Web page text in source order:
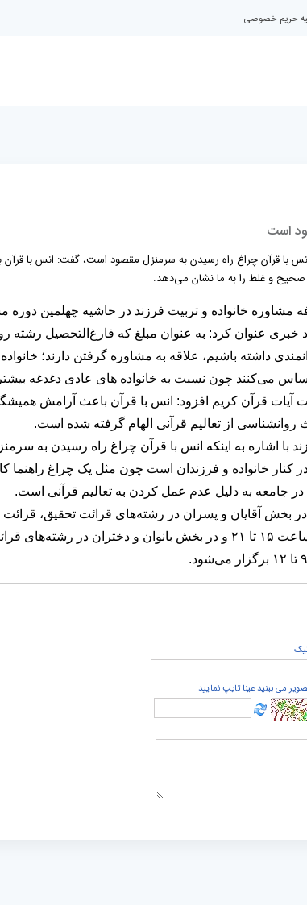
حریم خصوصی
است
انس با قرآن چراغ راه رسیدن به سرمنزل مقصود است، گفت: انس با قرآن
صحیح و غلط را به ما نشان می‌دهد.
خانواده و تربیت فرزند در حاشیه چهلمین دوره
عنوان کرد: به عنوان مبلغ که فارغ‌التحصیل رشته
داشته باشیم، علاقه به مشاوره گرفتن دارند؛
می‌کنند چون نسبت به خانواده های عادی دغدغه
آیات قرآن کریم افزود: انس با قرآن باعث آرامش
از تعالیم قرآنی الهام گرفته شده است.
با اشاره به اینکه انس با قرآن چراغ راه رسیدن به
کنار خانواده و فرزندان است چون مثل یک چراغ راهنما
جامعه به دلیل عدم عمل کردن به تعالیم قرآنی است.
بخش آقایان و پسران در رشته‌های قرائت تحقیق،
ساعت ۱۵ تا ۲۱ و در بخش بانوان و دختران در رشته‌های
۹ تا ۱۲ برگزار می‌شود.
می بینید عینا تایپ نمایید